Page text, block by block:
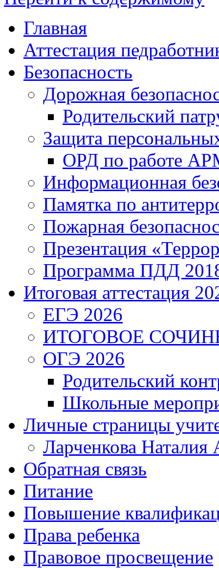
Главная
Аттестация
Безопасность
Дорожная
Родительский
Защита
ОРД по работе
Информационная
Памятка по
Пожарная
Презентация
Программа ПДД
Итоговая аттестация
ЕГЭ 2026
ИТОГОВОЕ
ОГЭ 2026
Родительский
Школьные
Личные страницы
Ларченкова Наталия
Обратная связь
Питание
Повышение
Права ребенка
Правовое просвещение